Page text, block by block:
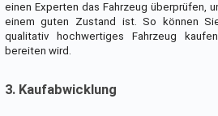
einen Experten das Fahrzeug überprüfen,
einem guten Zustand ist. So können
qualitativ hochwertiges Fahrzeug
bereiten wird.
3. Kaufabwicklung